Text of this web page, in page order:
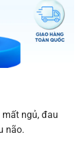
ngủ, đau
não.